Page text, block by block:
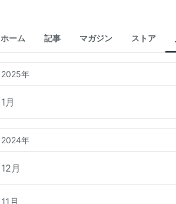
ホーム 記事 マガジン ストア
2025年
1月
2024年
12月
11月